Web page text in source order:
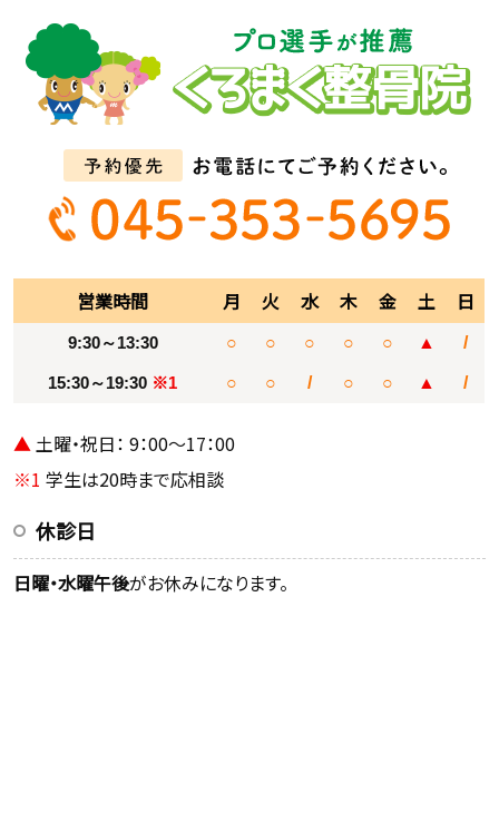
営業時間 月 火 水 木 金 土 日
9:30～13:30 ○ ○ ○ ○ ○ ▲ /
15:30～19:30 ※1 ○ ○ / ○ ○ ▲ /
▲ 土曜・祝日： 9：00～17：00
※1 学生は20時まで応相談
休診日
日曜・水曜午後がお休みになります。